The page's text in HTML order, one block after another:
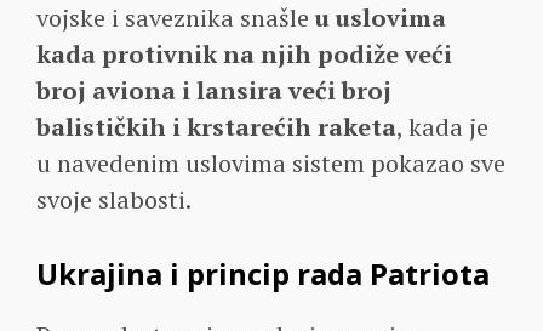
vojske i saveznika snašle u uslovima
kada protivnik na njih podiže veći
broj aviona i lansira veći broj
balističkih i krstarećih raketa, kada je
u navedenim uslovima sistem pokazao sve
svoje slabosti.
Ukrajina i princip rada Patriota